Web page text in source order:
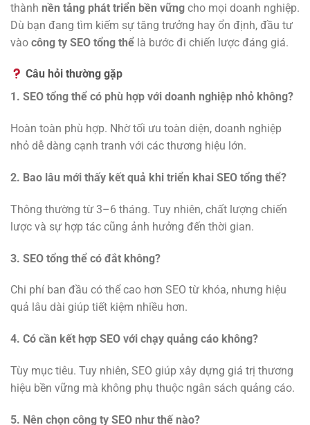
thành nền tảng phát triển bền vững cho mọi doanh nghiệp.
Dù bạn đang tìm kiếm sự tăng trưởng hay ổn định, đầu tư
vào công ty SEO tổng thể là bước đi chiến lược đáng giá.
Câu hỏi thường gặp
1. SEO tổng thể có phù hợp với doanh nghiệp nhỏ không?
Hoàn toàn phù hợp. Nhờ tối ưu toàn diện, doanh nghiệp
nhỏ dễ dàng cạnh tranh với các thương hiệu lớn.
2. Bao lâu mới thấy kết quả khi triển khai SEO tổng thể?
Thông thường từ 3–6 tháng. Tuy nhiên, chất lượng chiến
lược và sự hợp tác cũng ảnh hưởng đến thời gian.
3. SEO tổng thể có đắt không?
Chi phí ban đầu có thể cao hơn SEO từ khóa, nhưng hiệu
quả lâu dài giúp tiết kiệm nhiều hơn.
4. Có cần kết hợp SEO với chạy quảng cáo không?
Tùy mục tiêu. Tuy nhiên, SEO giúp xây dựng giá trị thương
hiệu bền vững mà không phụ thuộc ngân sách quảng cáo.
5. Nên chọn công ty SEO như thế nào?